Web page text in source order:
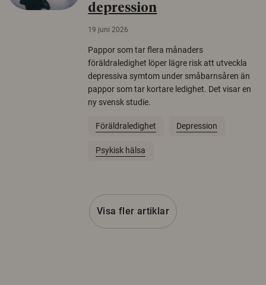
depression
19 juni 2026
Pappor som tar flera månaders
föräldraledighet löper lägre risk att utveckla
depressiva symtom under småbarnsåren än
pappor som tar kortare ledighet. Det visar en
ny svensk studie.
Föräldraledighet Depression
Psykisk hälsa
Visa fler artiklar